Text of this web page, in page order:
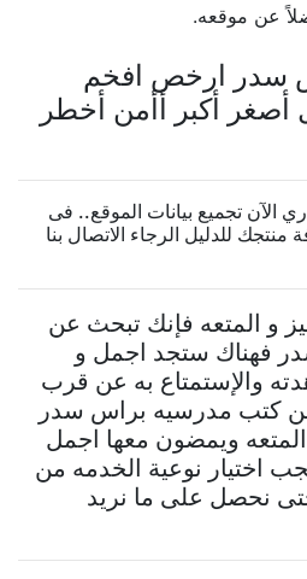
عن موقعه.
سدر ارخص افخم
أكبر أأمن أخطر
تجميع بيانات الموقع.. فى
للدليل الرجاء الاتصال بنا
و المتعه فإنك تبحث عن
فهناك ستجد اجمل و
والإستمتاع به عن قرب
كتب مدرسيه براس سدر
ويمضون معها اجمل
اختيار نوعية الخدمه من
نحصل على ما نريد